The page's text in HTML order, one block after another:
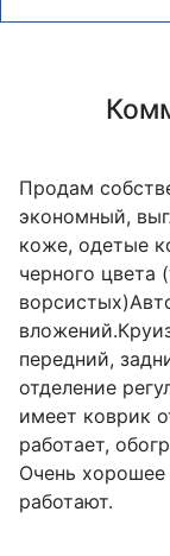
Продам
экономный,
коже, одетые
черного цвета
передний,
отделение
имеет коврик
работает,
Очень
работают.